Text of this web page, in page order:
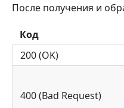
После получения и
Код
200 (OK)
400 (Bad Request)